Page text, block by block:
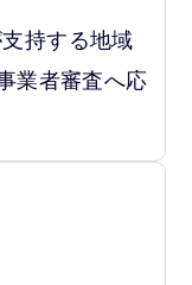
持する地域
業者審査へ応